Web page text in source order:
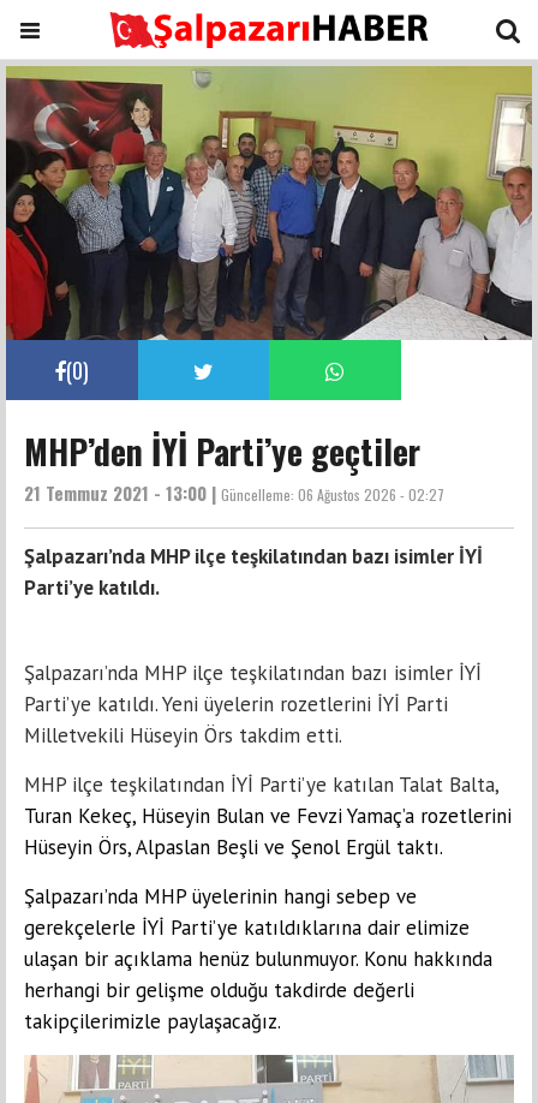
(0)
MHP’den İYİ Parti’ye geçtiler
21 Temmuz 2021 - 13:00 | Güncelleme: 06 Ağustos 2026 - 02:27
Şalpazarı’nda MHP ilçe teşkilatından bazı isimler İYİ
Parti’ye katıldı.
Şalpazarı’nda MHP ilçe teşkilatından bazı isimler İYİ
Parti’ye katıldı. Yeni üyelerin rozetlerini İYİ Parti
Milletvekili Hüseyin Örs takdim etti.
MHP ilçe teşkilatından İYİ Parti’ye katılan Talat Balta,
Turan Kekeç, Hüseyin Bulan ve Fevzi Yamaç’a rozetlerini
Hüseyin Örs, Alpaslan Beşli ve Şenol Ergül taktı.
Şalpazarı’nda MHP üyelerinin hangi sebep ve
gerekçelerle İYİ Parti’ye katıldıklarına dair elimize
ulaşan bir açıklama henüz bulunmuyor. Konu hakkında
herhangi bir gelişme olduğu takdirde değerli
takipçilerimizle paylaşacağız.